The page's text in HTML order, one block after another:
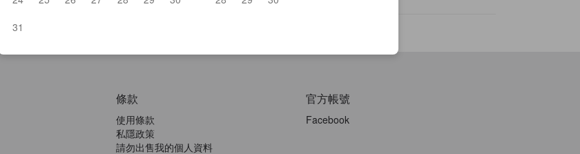
31
條款
使用條款
私隱政策
請勿出售我的個人資料
官方帳號
Facebook